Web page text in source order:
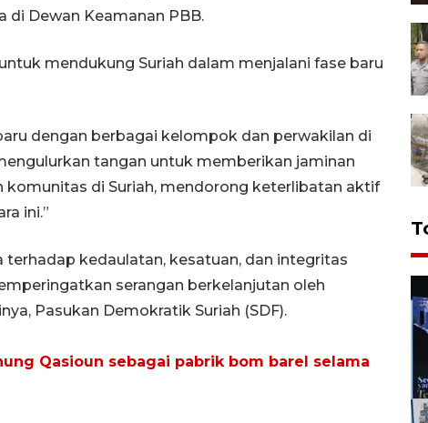
di Dewan Keamanan PBB.
mendukung Suriah dalam menjalani fase baru
dengan berbagai kelompok dan perwakilan di
tangan untuk memberikan jaminan
komunitas di Suriah, mendorong keterlibatan aktif
ini.”
terhadap kedaulatan, kesatuan, dan integritas
serangan berkelanjutan oleh
Pasukan Demokratik Suriah (SDF).
Qasioun sebagai pabrik bom barel selama